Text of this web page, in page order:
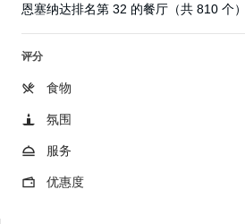
恩塞纳达排名第 32 的餐厅（共 810 个）
评分
食物
氛围
服务
优惠度